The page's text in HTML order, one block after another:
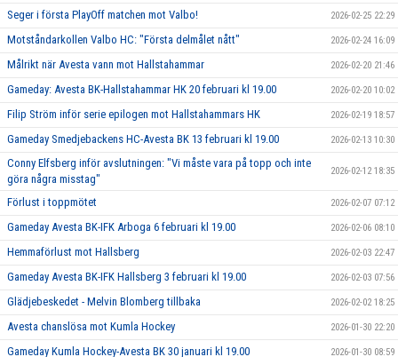
Seger i första PlayOff matchen mot Valbo! 2026-02-25 22:29
Motståndarkollen Valbo HC: "Första delmålet nått" 2026-02-24 16:09
Målrikt när Avesta vann mot Hallstahammar 2026-02-20 21:46
Gameday: Avesta BK-Hallstahammar HK 20 februari kl 19.00 2026-02-20 10:02
Filip Ström inför serie epilogen mot Hallstahammars HK 2026-02-19 18:57
Gameday Smedjebackens HC-Avesta BK 13 februari kl 19.00 2026-02-13 10:30
Conny Elfsberg inför avslutningen: "Vi måste vara på topp och inte
göra några misstag"
2026-02-12 18:35
Förlust i toppmötet 2026-02-07 07:12
Gameday Avesta BK-IFK Arboga 6 februari kl 19.00 2026-02-06 08:10
Hemmaförlust mot Hallsberg 2026-02-03 22:47
Gameday Avesta BK-IFK Hallsberg 3 februari kl 19.00 2026-02-03 07:56
Glädjebeskedet - Melvin Blomberg tillbaka 2026-02-02 18:25
Avesta chanslösa mot Kumla Hockey 2026-01-30 22:20
Gameday Kumla Hockey-Avesta BK 30 januari kl 19.00 2026-01-30 08:59